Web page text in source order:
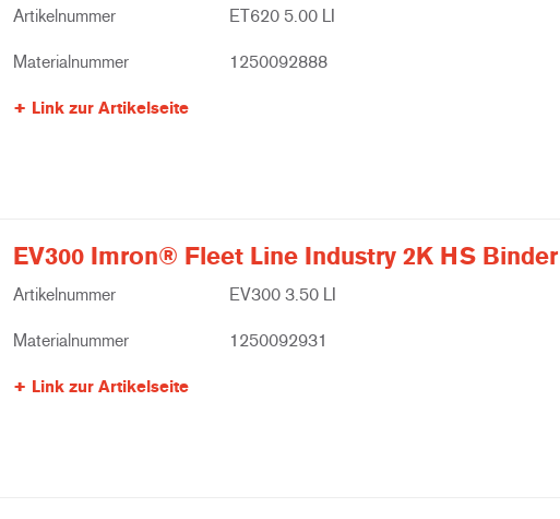
Artikelnummer ET620 5.00 LI
Materialnummer 1250092888
Link zur Artikelseite
EV300 Imron® Fleet Line Industry 2K HS Binder
Artikelnummer EV300 3.50 LI
Materialnummer 1250092931
Link zur Artikelseite